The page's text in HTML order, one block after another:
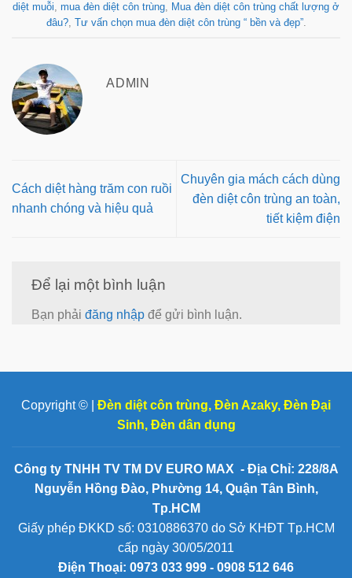
diệt muỗi, mua đèn diệt côn trùng, Mua đèn diệt côn trùng chất lượng ở
đâu?, Tư vấn chọn mua đèn diệt côn trùng “ bền và đẹp”.
ADMIN
Cách diệt hàng trăm con ruồi
nhanh chóng và hiệu quả
Chuyên gia mách cách dùng
đèn diệt côn trùng an toàn,
tiết kiệm điện
Để lại một bình luận
Bạn phải đăng nhập để gửi bình luận.
Copyright © | Đèn diệt côn trùng, Đèn Azaky, Đèn Đại
Sinh, Đèn dân dụng
Công ty TNHH TV TM DV EURO MAX - Địa Chỉ: 228/8A
Nguyễn Hồng Đào, Phường 14, Quận Tân Bình,
Tp.HCM
Giấy phép ĐKKD số: 0310886370 do Sở KHĐT Tp.HCM
cấp ngày 30/05/2011
Điện Thoại: 0973 033 999 - 0908 512 646